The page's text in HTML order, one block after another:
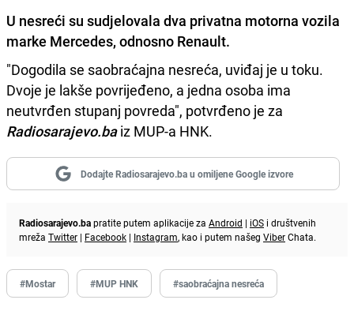
U nesreći su sudjelovala dva privatna motorna vozila
marke Mercedes, odnosno Renault.
"Dogodila se saobraćajna nesreća, uviđaj je u toku.
Dvoje je lakše povrijeđeno, a jedna osoba ima
neutvrđen stupanj povreda", potvrđeno je za
Radiosarajevo.baiz MUP-a HNK.
Dodajte Radiosarajevo.ba u omiljene Google izvore
Radiosarajevo.bapratite putem aplikacije za Android | iOS i društvenih
mreža Twitter | Facebook | Instagram, kao i putem našeg ViberChata.
#Mostar #MUP HNK #saobraćajna nesreća